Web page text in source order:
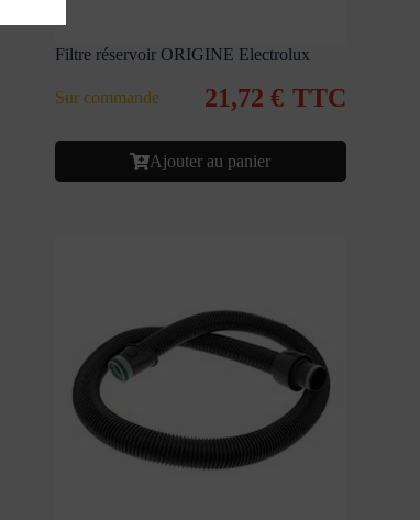
Filtre réservoir ORIGINE Electrolux
Sur commande 21,72 € TTC
Ajouter au panier